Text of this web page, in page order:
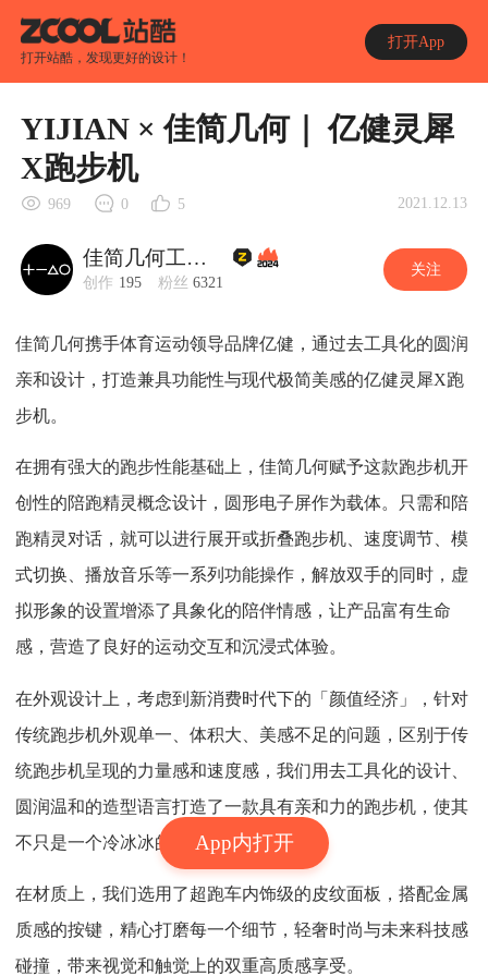
打开站酷，发现更好的设计！
打开App
App内打开
YIJIAN × 佳简几何｜ 亿健灵犀
X跑步机
969 0 5 2021.12.13
佳简几何工业设计
创作 195 粉丝 6321
关注
佳简几何携手体育运动领导品牌亿健，通过去工具化的圆润
亲和设计，打造兼具功能性与现代极简美感的亿健灵犀X跑
步机。
在拥有强大的跑步性能基础上，佳简几何赋予这款跑步机开
创性的陪跑精灵概念设计，圆形电子屏作为载体。只需和陪
跑精灵对话，就可以进行展开或折叠跑步机、速度调节、模
式切换、播放音乐等一系列功能操作，解放双手的同时，虚
拟形象的设置增添了具象化的陪伴情感，让产品富有生命
感，营造了良好的运动交互和沉浸式体验。
在外观设计上，考虑到新消费时代下的「颜值经济」，针对
传统跑步机外观单一、体积大、美感不足的问题，区别于传
统跑步机呈现的力量感和速度感，我们用去工具化的设计、
圆润温和的造型语言打造了一款具有亲和力的跑步机，使其
不只是一个冷冰冰的跑步工具。
在材质上，我们选用了超跑车内饰级的皮纹面板，搭配金属
质感的按键，精心打磨每一个细节，轻奢时尚与未来科技感
碰撞，带来视觉和触觉上的双重高质感享受。